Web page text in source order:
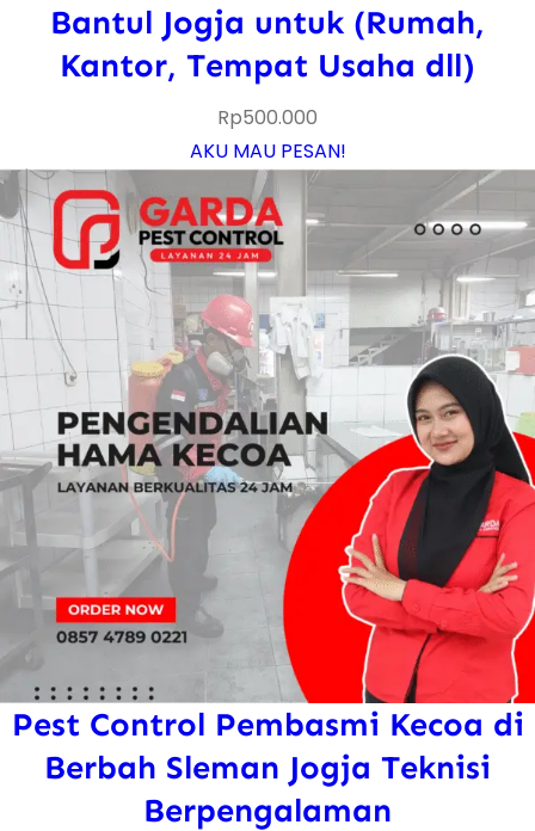
Bantul Jogja untuk (Rumah,
Kantor, Tempat Usaha dll)
Rp500.000
AKU MAU PESAN!
Pest Control Pembasmi Kecoa di
Berbah Sleman Jogja Teknisi
Berpengalaman